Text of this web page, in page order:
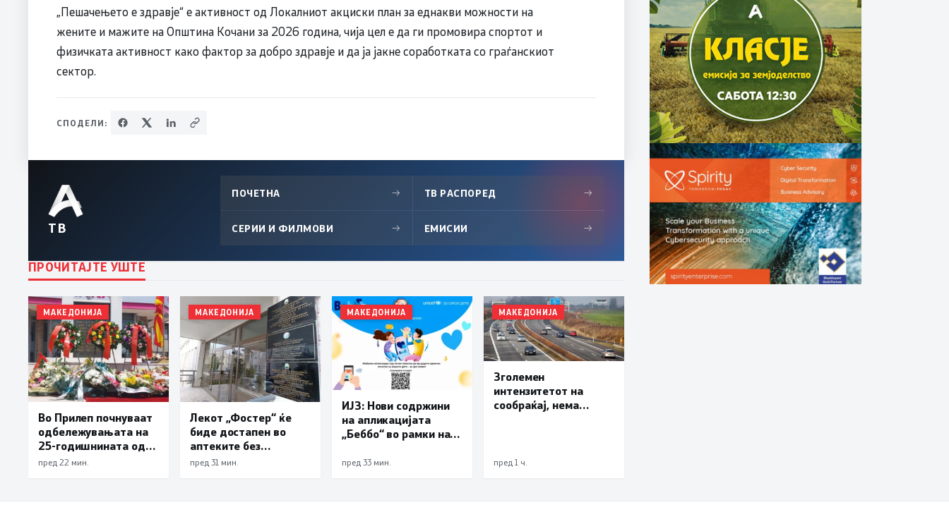
„Пешачењето е здравје“ е активност од Локалниот акциски план за еднакви можности на
жените и мажите на Општина Кочани за 2026 година, чија цел е да ги промовира спортот и
физичката активност како фактор за добро здравје и да ја јакне соработката со граѓанскиот
сектор.
СПОДЕЛИ:
ТВ
ПОЧЕТНА → ТВ РАСПОРЕД →
СЕРИИ И ФИЛМОВИ → ЕМИСИИ →
ПРОЧИТАЈТЕ УШТЕ
МАКЕДОНИЈА
Во Прилеп почнуваат
одбележувањата на
25-годишнината од
Карпалак
пред 22 мин.
МАКЕДОНИЈА
Лекот „Фостер“ ќе
биде достапен во
аптеките без
доплата, само со
пред 31 мин.
МАКЕДОНИЈА
ИЈЗ: Нови содржини
на апликацијата
„Беббо“ во рамки на
доењето
пред 33 мин.
МАКЕДОНИЈА
Зголемен
интензитетот на
сообраќај, нема
пред 1 ч.